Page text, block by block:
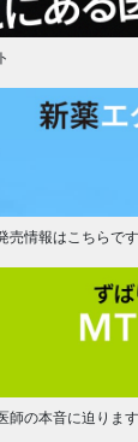
情報はこちらです
の本音に迫ります